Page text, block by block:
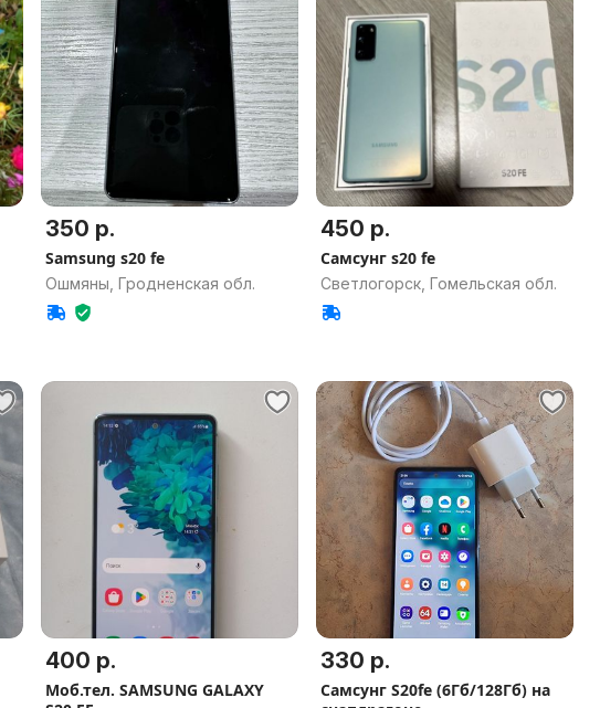
350 р.
Samsung s20 fe
Ошмяны, Гродненская обл.
450 р.
Самсунг s20 fe
Светлогорск, Гомельская обл.
400 р.
Моб.тел. SAMSUNG GALAXY
330 р.
Самсунг S20fe (6Гб/128Гб) на